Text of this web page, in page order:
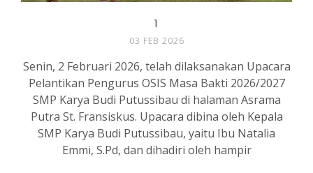
1
03 FEB 2026
Senin, 2 Februari 2026, telah dilaksanakan Upacara
Pelantikan Pengurus OSIS Masa Bakti 2026/2027
SMP Karya Budi Putussibau di halaman Asrama
Putra St. Fransiskus. Upacara dibina oleh Kepala
SMP Karya Budi Putussibau, yaitu Ibu Natalia
Emmi, S.Pd, dan dihadiri oleh hampir